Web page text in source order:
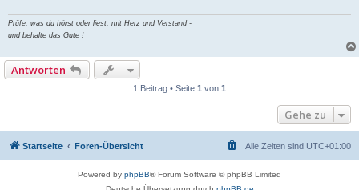
Prüfe, was du hörst oder liest, mit Herz und Verstand -
und behalte das Gute !
Antworten
1 Beitrag • Seite 1 von 1
Gehe zu
Startseite Foren-Übersicht Alle Zeiten sind UTC+01:00
Powered by phpBB® Forum Software © phpBB Limited